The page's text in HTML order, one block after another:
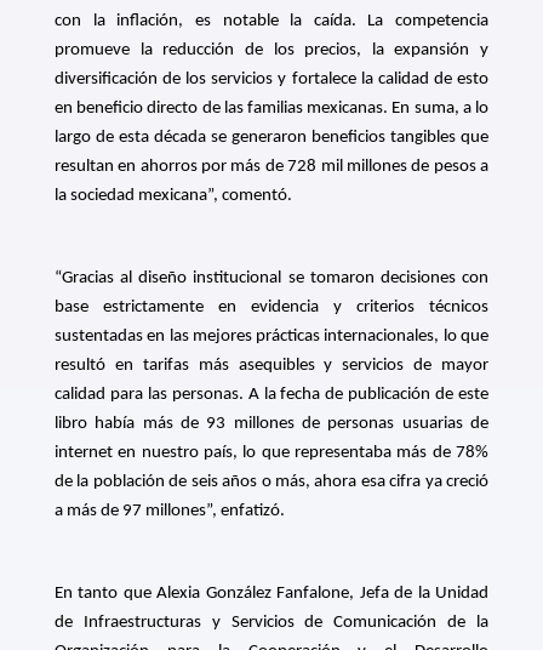
con la inflación, es notable la caída. La competencia
promueve la reducción de los precios, la expansión y
diversificación de los servicios y fortalece la calidad de esto
en beneficio directo de las familias mexicanas. En suma, a lo
largo de esta década se generaron beneficios tangibles que
resultan en ahorros por más de 728 mil millones de pesos a
la sociedad mexicana”, comentó.
“Gracias al diseño institucional se tomaron decisiones con
base estrictamente en evidencia y criterios técnicos
sustentadas en las mejores prácticas internacionales, lo que
resultó en tarifas más asequibles y servicios de mayor
calidad para las personas. A la fecha de publicación de este
libro había más de 93 millones de personas usuarias de
internet en nuestro país, lo que representaba más de 78%
de la población de seis años o más, ahora esa cifra ya creció
a más de 97 millones”, enfatizó.
En tanto que Alexia González Fanfalone, Jefa de la Unidad
de Infraestructuras y Servicios de Comunicación de la